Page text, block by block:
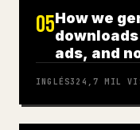
05How we
ads, and
INGLÉS324,7 MIL